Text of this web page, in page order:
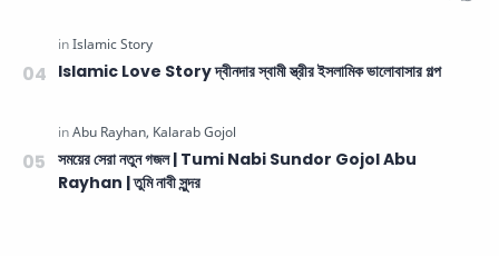
Islamic Love Story দ্বীনদার স্বামী স্ত্রীর ইসলামিক ভালোবাসার গল্প
সময়ের সেরা নতুন গজল | Tumi Nabi Sundor Gojol Abu
Rayhan | তুমি নাবী সুন্দর